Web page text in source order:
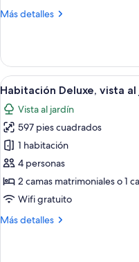
Pool
Más detalles
Más
Suite
Plunge
Pool
Abrir
todas
las
fotos
de
Habitación
Deluxe,
vista
jardín
4
Habitación Deluxe, vista al
Vista al jardín
597 pies cuadrados
1 habitación
4 personas
2 camas matrimoniales o 1
Wifi gratuito
Más detalles
Más